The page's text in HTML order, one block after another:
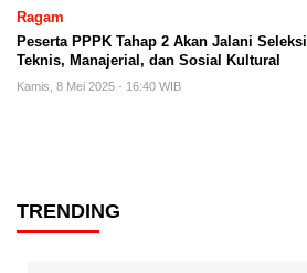
Ragam
Peserta PPPK Tahap 2 Akan Jalani Seleksi
Teknis, Manajerial, dan Sosial Kultural
Kamis, 8 Mei 2025 - 16:40 WIB
TRENDING